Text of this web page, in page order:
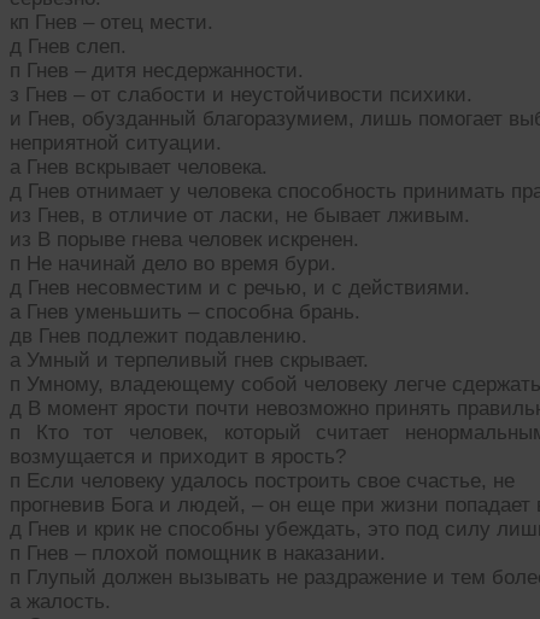
кп Гнев – отец мести.
д Гнев слеп.
п Гнев – дитя несдержанности.
з Гнев – от слабости и неустойчивости психики.
и Гнев, обузданный благоразумием, лишь помогает
неприятной ситуации.
а Гнев вскрывает человека.
д Гнев отнимает у человека способность принимать
из Гнев, в отличие от ласки, не бывает лживым.
из В порыве гнева человек искренен.
п Не начинай дело во время бури.
д Гнев несовместим и с речью, и с действиями.
а Гнев уменьшить – способна брань.
дв Гнев подлежит подавлению.
а Умный и терпеливый гнев скрывает.
п Умному, владеющему собой человеку легче
д В момент ярости почти невозможно принять
п Кто тот человек, который считает
возмущается и приходит в ярость?
п Если человеку удалось построить свое счастье, не
прогневив Бога и людей, – он еще при жизни попадает
д Гнев и крик не способны убеждать, это под силу
п Гнев – плохой помощник в наказании.
п Глупый должен вызывать не раздражение и тем
а жалость.